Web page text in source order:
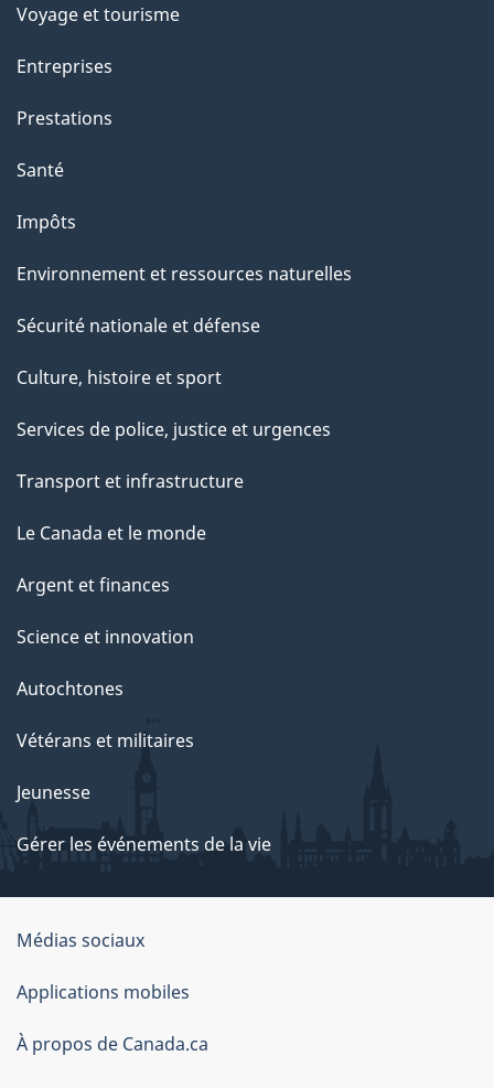
t
t
p
a
e
Voyage et tourisme
Entreprises
Prestations
Santé
Impôts
Environnement et ressources naturelles
Sécurité nationale et défense
Culture, histoire et sport
Services de police, justice et urgences
Transport et infrastructure
Le Canada et le monde
Argent et finances
Science et innovation
Autochtones
Vétérans et militaires
Jeunesse
Gérer les événements de la vie
Organisation
du
gouvernement
du
Médias sociaux
Applications mobiles
À propos de Canada.ca